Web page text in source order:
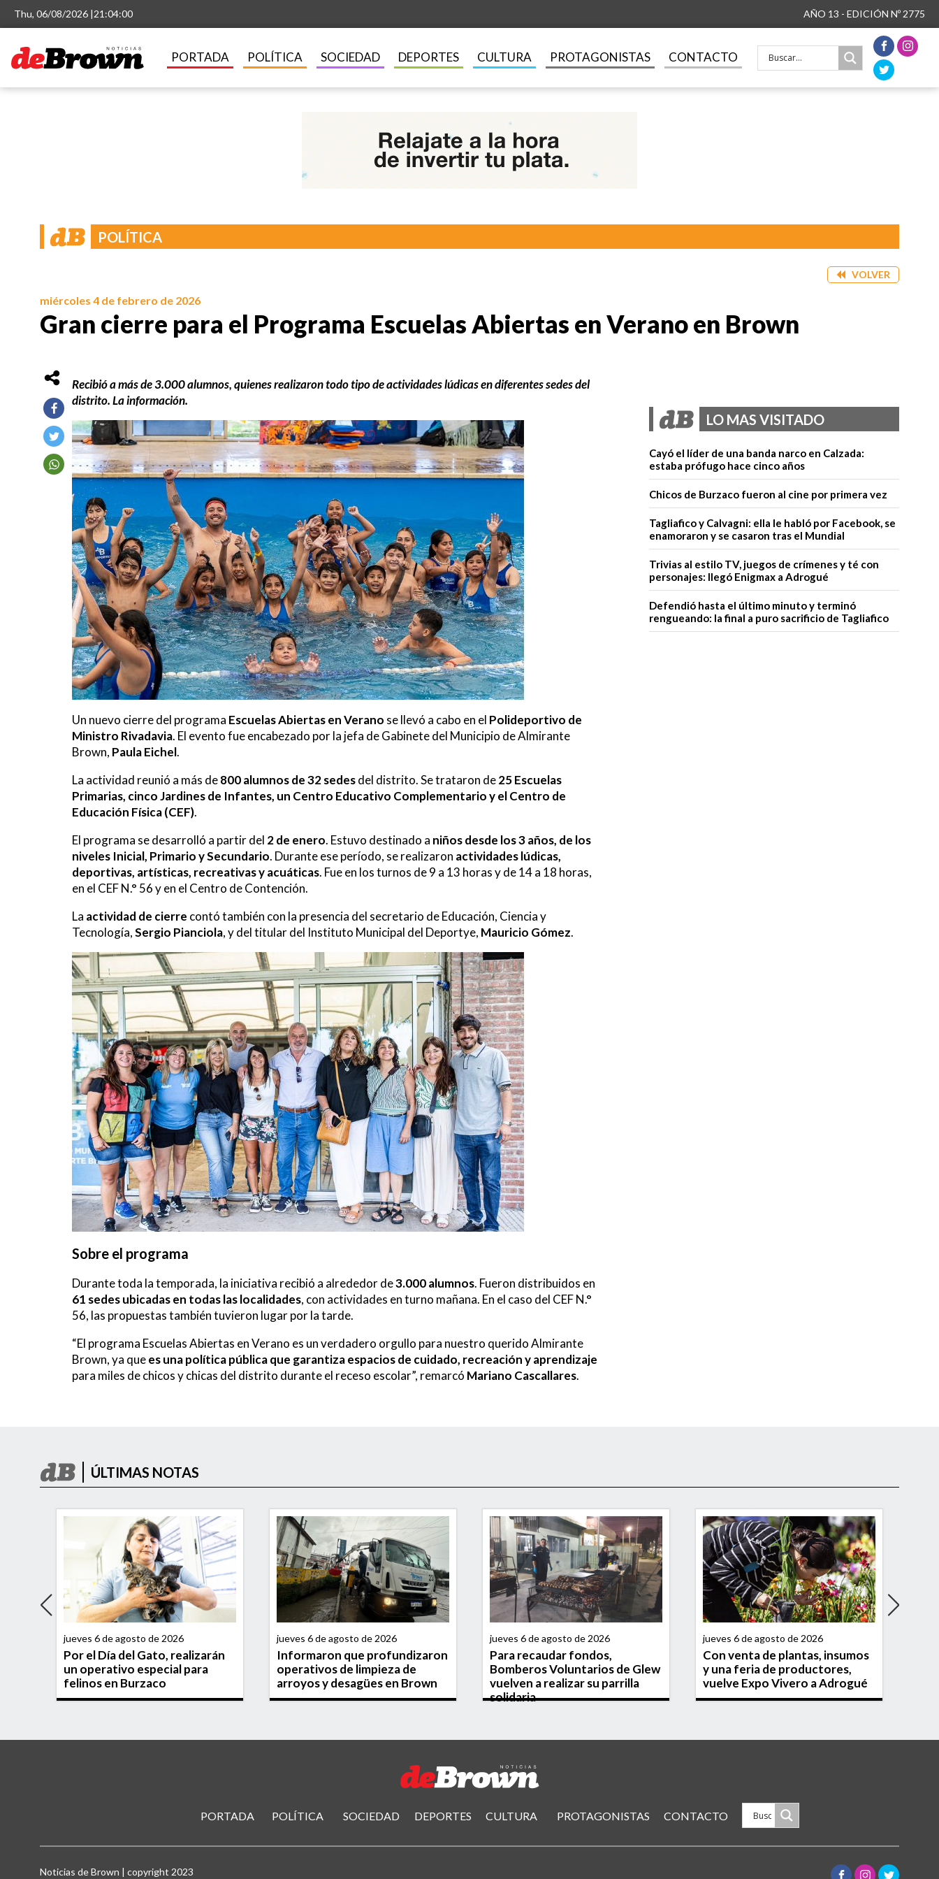
Thu, 06/08/2026 |21:04:01 AÑO 13 - EDICIÓN Nº 2775
PORTADA POLÍTICA SOCIEDAD DEPORTES CULTURA PROTAGONISTAS CONTACTO
POLÍTICA
VOLVER
miércoles 4 de febrero de 2026
Gran cierre para el Programa Escuelas Abiertas en Verano en Brown
Recibió a más de 3.000 alumnos, quienes realizaron todo tipo de actividades lúdicas en diferentes sedes del
distrito. La información.
Un nuevo cierre del programa Escuelas Abiertas en Verano se llevó a cabo en el Polideportivo de
Ministro Rivadavia. El evento fue encabezado por la jefa de Gabinete del Municipio de Almirante
Brown, Paula Eichel.
La actividad reunió a más de800 alumnos de 32 sedesdel distrito. Se trataron de25 Escuelas
Primarias, cinco Jardines de Infantes, un Centro Educativo Complementario y el Centro de
Educación Física (CEF).
El programa se desarrolló a partir del 2 de enero. Estuvo destinado a niños desde los 3 años, de los
niveles Inicial, Primario y Secundario. Durante ese período, se realizaron actividades lúdicas,
deportivas, artísticas, recreativas y acuáticas. Fue en los turnos de 9 a 13 horas y de 14 a 18 horas,
en el CEF N.° 56 y en el Centro de Contención.
La actividad de cierre contó también con la presencia del secretario de Educación, Ciencia y
Tecnología,Sergio Pianciola, y del titular del Instituto Municipal del Deportye, Mauricio Gómez.
Sobre el programa
Durante toda la temporada, la iniciativa recibió a alrededor de3.000 alumnos. Fueron distribuidos en
61 sedes ubicadas en todas las localidades, con actividades en turno mañana. En el caso del CEF N.°
56, las propuestas también tuvieron lugar por la tarde.
“El programa Escuelas Abiertas en Verano es un verdadero orgullo para nuestro querido Almirante
Brown, ya quees una política pública que garantiza espacios de cuidado, recreación y aprendizaje
para miles de chicos y chicas del distrito durante el receso escolar”, remarcó Mariano Cascallares.
LO MAS VISITADO
Cayó el líder de una banda narco en Calzada:
estaba prófugo hace cinco años
Chicos de Burzaco fueron al cine por primera vez
Tagliafico y Calvagni: ella le habló por Facebook, se
enamoraron y se casaron tras el Mundial
Trivias al estilo TV, juegos de crímenes y té con
personajes: llegó Enigmax a Adrogué
Defendió hasta el último minuto y terminó
rengueando: la final a puro sacrificio de Tagliafico
ÚLTIMAS NOTAS
jueves 6 de agosto de 2026
Por el Día del Gato, realizarán
un operativo especial para
felinos en Burzaco
jueves 6 de agosto de 2026
Informaron que profundizaron
operativos de limpieza de
arroyos y desagües en Brown
jueves 6 de agosto de 2026
Para recaudar fondos,
Bomberos Voluntarios de Glew
vuelven a realizar su parrilla
solidaria
jueves 6 de agosto de 2026
Con venta de plantas, insumos
y una feria de productores,
vuelve Expo Vivero a Adrogué
PORTADA POLÍTICA SOCIEDAD DEPORTES CULTURA PROTAGONISTAS CONTACTO
Noticias de Brown | copyright 2023